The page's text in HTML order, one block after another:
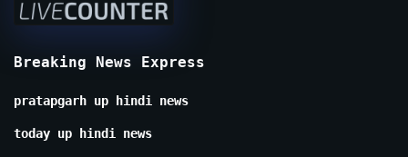
Breaking News Express
pratapgarh up hindi news
today up hindi news